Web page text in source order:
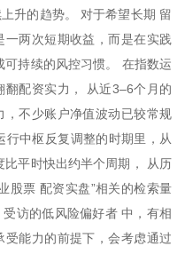
升的趋势。 对于希望长期 留
两次短期收益，而是在实践
持续的风控习惯。 在指数运
配资实力， 从近3–6个月的
，不少账户净值波动已较常规
中枢反复调整的时期里，从
平时快出约半个周期， 从历
股票 配资实盘”相关的检索量
访的低风险偏好者 中，有相
能力的前提下，会考虑通过